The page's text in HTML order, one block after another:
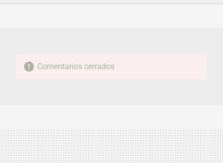
FACEBOOKTWITTERFLIPBOARD
E-
WHATSAPP
Comentarios cerrados